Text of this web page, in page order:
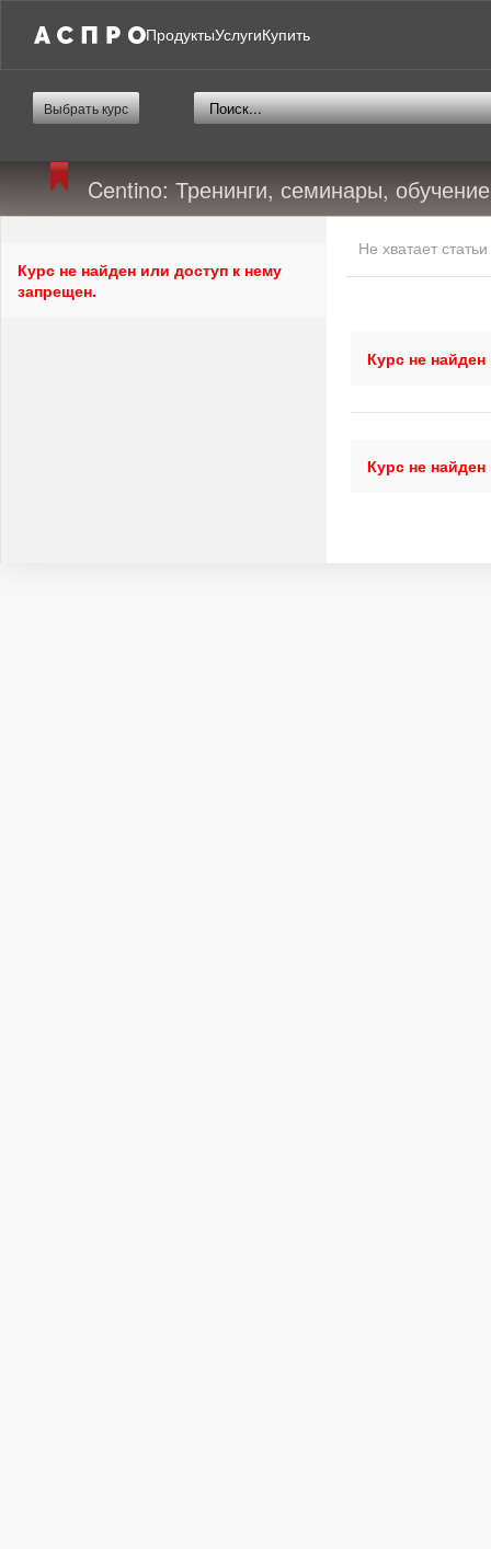
ПродуктыУслугиКупить
Выбрать курс
Centino: Тренинги, семинары, обучение
Курс не найден или доступ к нему
запрещен.
Не хватает
Курс не
Курс не